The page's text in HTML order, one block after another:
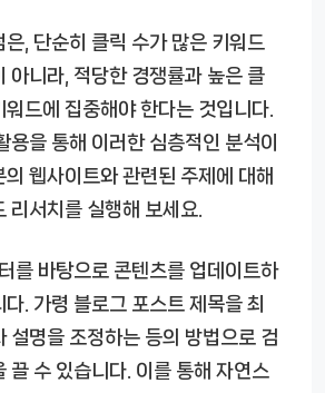
은, 단순히 클릭 수가 많은 키워드
아니라, 적당한 경쟁률과 높은 클
드에 집중해야 한다는 것입니다.
용을 통해 이러한 심층적인 분석이
의 웹사이트와 관련된 주제에 대해
리서치를 실행해 보세요.
를 바탕으로 콘텐츠를 업데이트하
. 가령 블로그 포스트 제목을 최
설명을 조정하는 등의 방법으로 검
끌 수 있습니다. 이를 통해 자연스